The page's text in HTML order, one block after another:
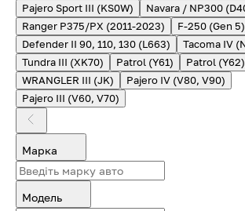
Pajero Sport III (KS0W)
Navara / NP300
Ranger P375/PX (2011-2023)
F-250 (Gen 5)
Defender II 90, 110, 130 (L663)
Tacoma IV
Tundra III (XK70)
Patrol (Y61)
Patrol (Y62)
WRANGLER III (JK)
Pajero IV (V80, V90)
Pajero III (V60, V70)
Марка
Модель